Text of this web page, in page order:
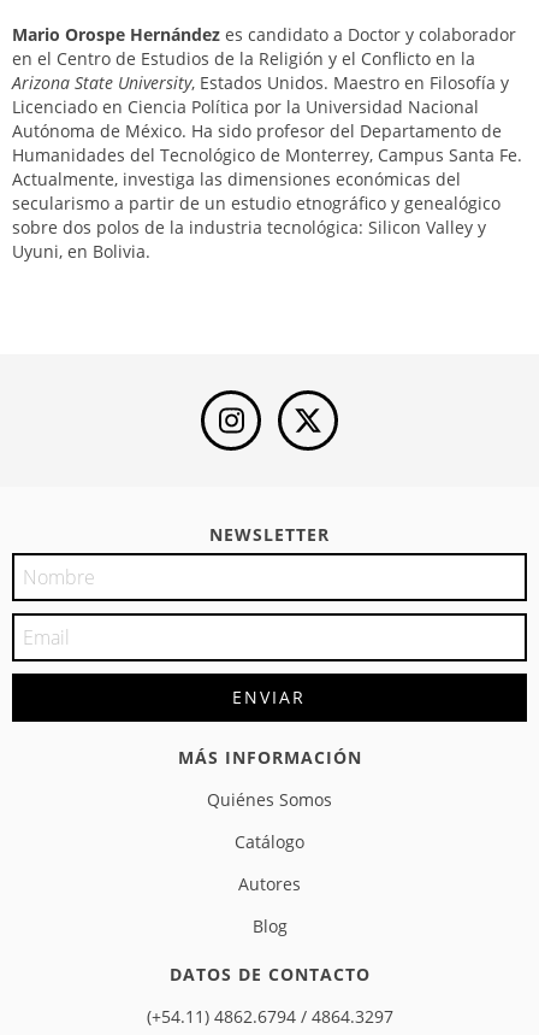
Mario Orospe Hernández es candidato a Doctor y colaborador
en el Centro de Estudios de la Religión y el Conflicto en la
Arizona State University, Estados Unidos. Maestro en Filosofía y
Licenciado en Ciencia Política por la Universidad Nacional
Autónoma de México. Ha sido profesor del Departamento de
Humanidades del Tecnológico de Monterrey, Campus Santa Fe.
Actualmente, investiga las dimensiones económicas del
secularismo a partir de un estudio etnográfico y genealógico
sobre dos polos de la industria tecnológica: Silicon Valley y
Uyuni, en Bolivia.
NEWSLETTER
MÁS INFORMACIÓN
Quiénes Somos
Catálogo
Autores
Blog
DATOS DE CONTACTO
(+54.11) 4862.6794 / 4864.3297